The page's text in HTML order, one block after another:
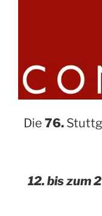
Die 76.
12. bis zum